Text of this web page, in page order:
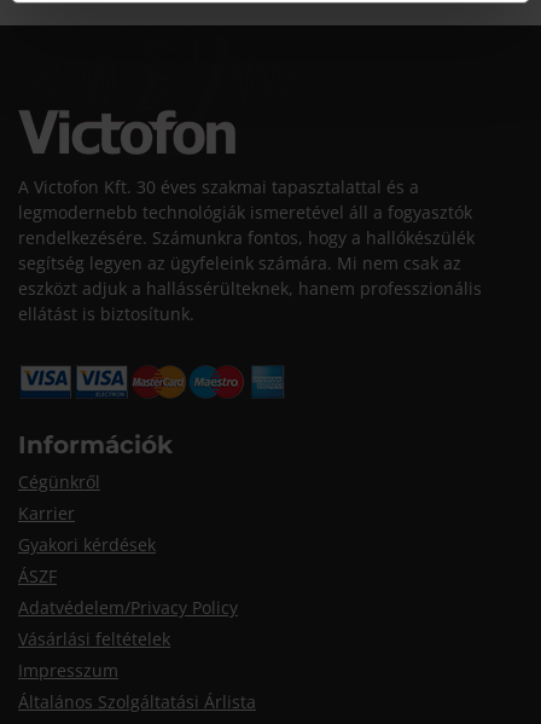
A Victofon Kft. 30 éves szakmai tapasztalattal és a
legmodernebb technológiák ismeretével áll a fogyasztók
rendelkezésére. Számunkra fontos, hogy a hallókészülék
segítség legyen az ügyfeleink számára. Mi nem csak az
eszközt adjuk a hallássérülteknek, hanem professzionális
ellátást is biztosítunk.
Információk
Cégünkről
Karrier
Gyakori kérdések
ÁSZF
Adatvédelem/Privacy Policy
Vásárlási feltételek
Impresszum
Általános Szolgáltatási Árlista